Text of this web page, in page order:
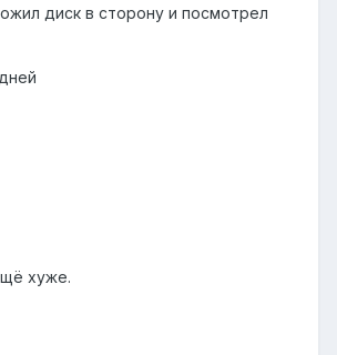
диск в сторону и посмотрел
хуже.